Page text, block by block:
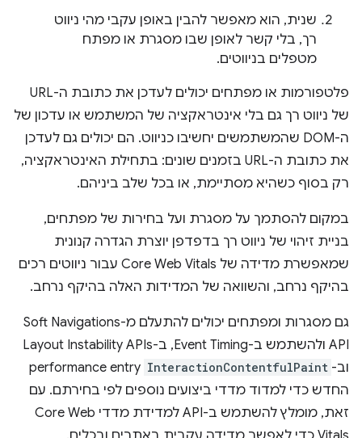
שנית, הוא מאפשר להבין באופן עקבי מהי ניווט
רך, בלי קשר לאופן שבו מסגרת או מפתח
מטפלים בניווטים.
פלטפורמות או מפתחים יכולים לעדכן את כתובת ה-URL
של ניווט רך גם בלי אינטראקציה של המשתמש או עדכון של
ה-DOM שהמשתמשים יחשיבו כניווט. הם יכולים גם לעדכן
את כתובת ה-URL בזמנים שונים: בתחילת האינטראקציה,
רק בסוף כשהיא מסתיימת, או בכל שלב ביניהם.
במקום להסתמך על מסגרת ועל בחירות של מפתחים,
בניית זיהוי של ניווט רך בדפדפן יוצרת הגדרה קנונית
שמאפשרת מדידה של Core Web Vitals עבור ניווטים רכים
בהיקף נרחב, והשוואה של המדידות האלה בהיקף נרחב.
גם מסגרות ומפתחים יכולים להתעלם מ-Soft Navigations
API ולהשתמש ב-Event Timing, ב-Layout Instability APIs
וב- InteractionContentfulPaint
performance entry
החדש כדי למדוד מדדי ביצועים נוספים לפי בחירתם. עם
זאת, מומלץ להשתמש ב-API למדידת מדדי Core Web